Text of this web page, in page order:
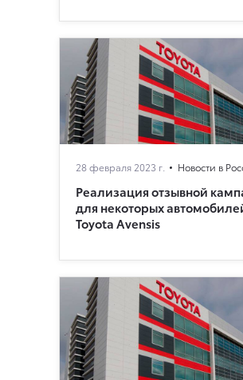
28 февраля 2023 г. Новости в
Реализация отзывной
для некоторых
Toyota Avensis